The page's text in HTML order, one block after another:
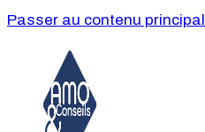
Passer au contenu principal